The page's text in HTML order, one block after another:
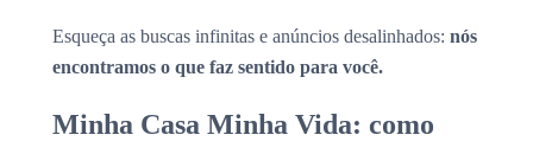
Esqueça as buscas infinitas e anúncios desalinhados: nós
encontramos o que faz sentido para você.
Minha Casa Minha Vida: como